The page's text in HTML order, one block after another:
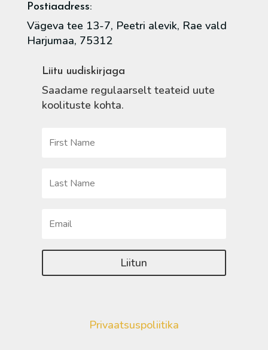
Postiaadress:
Vägeva tee 13-7, Peetri alevik, Rae vald
Harjumaa, 75312
Liitu uudiskirjaga
Saadame regulaarselt teateid uute
koolituste kohta.
Liitun
Privaatsuspoliitika